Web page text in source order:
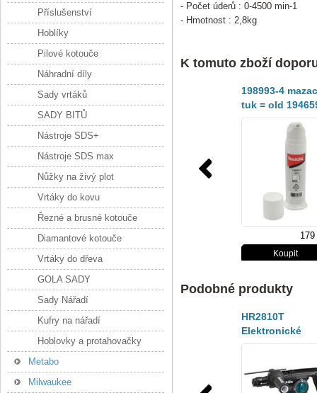
- Počet úderů : 0-4500 min-1
- Hmotnost : 2,8kg
K tomuto zboží
198993-4
tuk = old
4,194683-7
Podobné produkty
HR2810T
Elektronické
vrtací a sekací
Příslušenství
Hoblíky
Pilové kotouče
Náhradní díly
Sady vrtáků
SADY BITŮ
Nástroje SDS+
Nástroje SDS max
Nůžky na živý plot
Vrtáky do kovu
Řezné a brusné kotouče
Diamantové kotouče
Vrtáky do dřeva
GOLA SADY
Sady Nářadí
Kufry na nářadí
Hoblovky a protahovačky
Metabo
Milwaukee